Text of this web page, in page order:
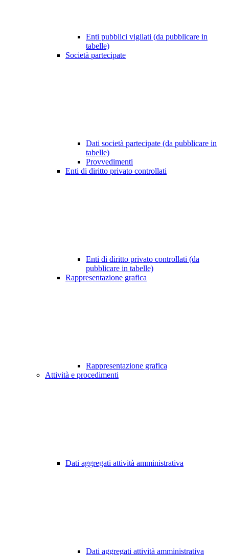
Enti pubblici vigilati (da pubblicare in
tabelle)
Società partecipate
Dati società partecipate (da pubblicare in
tabelle)
Provvedimenti
Enti di diritto privato controllati
Enti di diritto privato controllati (da
pubblicare in tabelle)
Rappresentazione grafica
Rappresentazione grafica
Attività e procedimenti
Dati aggregati attività amministrativa
Dati aggregati attività amministrativa